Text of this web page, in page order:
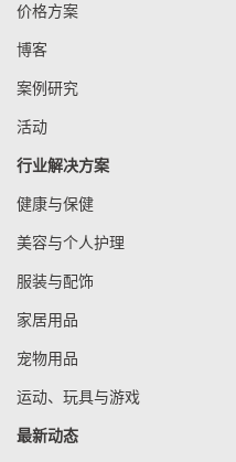
价格方案
博客
案例研究
活动
行业解决方案
健康与保健
美容与个人护理
服装与配饰
家居用品
宠物用品
运动、玩具与游戏
最新动态